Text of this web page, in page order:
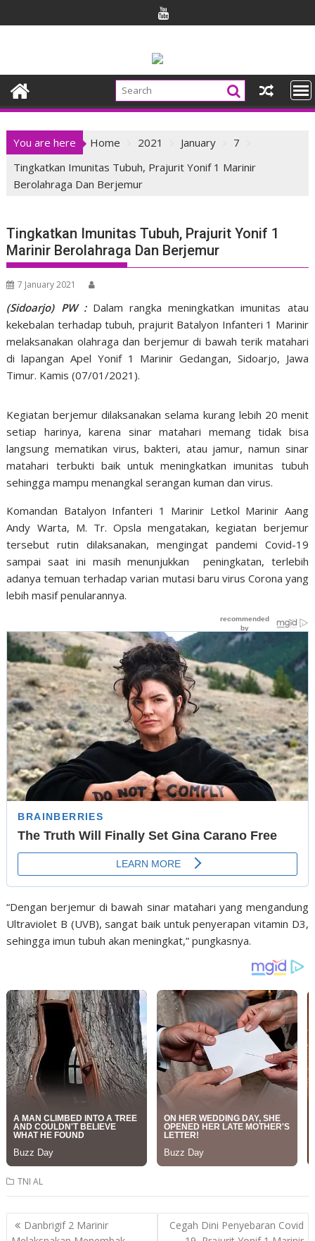
to
You are here Home 2021 January
7
Tingkatkan Imunitas Tubuh, Prajurit Yonif 1 Marinir
Berolahraga Dan Berjemur
Tingkatkan Imunitas Tubuh, Prajurit Yonif 1
Marinir Berolahraga Dan Berjemur
7 January 2021
(Sidoarjo) PW :Dalam rangka meningkatkan imunitas atau
kekebalan terhadap tubuh, prajurit Batalyon Infanteri 1 Marinir
melaksanakan olahraga dan berjemur di bawah terik matahari
di lapangan Apel Yonif 1 Marinir Gedangan, Sidoarjo, Jawa
Timur. Kamis (07/01/2021).
Kegiatan berjemur dilaksanakan selama kurang lebih 20 menit
setiap harinya, karena sinar matahari memang tidak bisa
langsung mematikan virus, bakteri, atau jamur, namun sinar
matahari terbukti baik untuk meningkatkan imunitas tubuh
sehingga mampu menangkal serangan kuman dan virus.
Komandan Batalyon Infanteri 1 Marinir Letkol Marinir Aang
Andy Warta, M. Tr. Opsla mengatakan, kegiatan berjemur
tersebut rutin dilaksanakan, mengingat pandemi Covid-19
sampai saat ini masih menunjukkan peningkatan, terlebih
adanya temuan terhadap varian mutasi baru virus Corona yang
lebih masif penularannya.
“Dengan berjemur di bawah sinar matahari yang mengandung
Ultraviolet B (UVB), sangat baik untuk penyerapan vitamin D3,
sehingga imun tubuh akan meningkat,” pungkasnya.
TNI AL
Post
Danbrigif 2 Marinir
Cegah Dini Penyebaran Covid